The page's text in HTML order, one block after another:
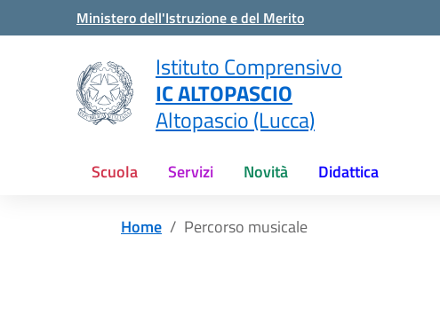
Vai ai contenuti
Vai al menu di navigazione
Ministero dell'Istruzione e del Merito
Istituto Comprensivo
IC ALTOPASCIO
Altopascio (Lucca)
Scuola Servizi Novità Didattica
Home Percorso musicale